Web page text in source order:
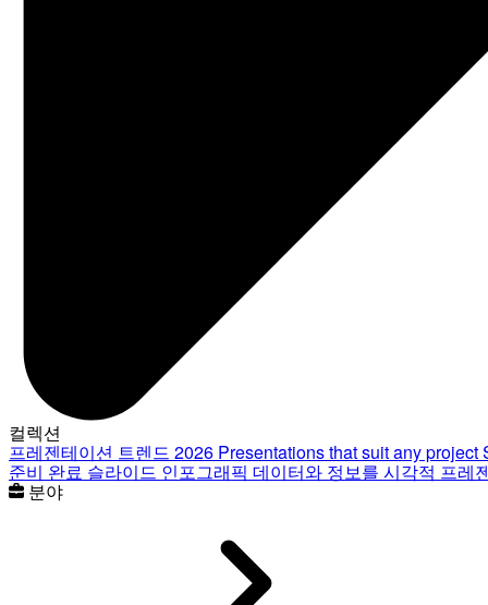
컬렉션
프레젠테이션 트렌드 2026 Presentations that suit any project
준비 완료 슬라이드 인포그래픽 데이터와 정보를 시각적 프레
분야